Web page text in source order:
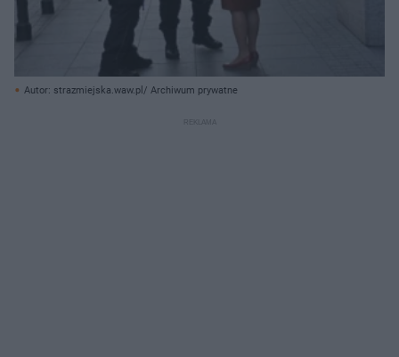
Autor: strazmiejska.waw.pl/ Archiwum prywatne